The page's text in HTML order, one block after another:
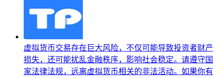
虚拟货币交易存在巨大风险，不仅可能导致投资者财产
损失，还可能扰乱金融秩序，影响社会稳定。请遵守国
家法律法规，远离虚拟货币相关的非法活动。如果你有